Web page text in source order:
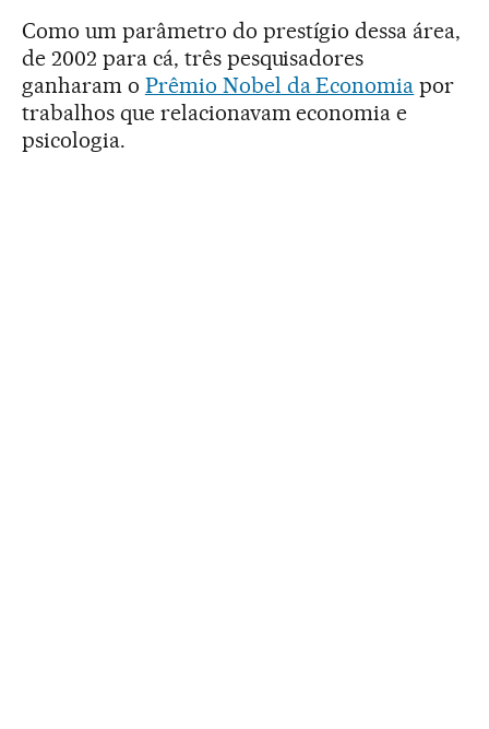
Como um parâmetro do prestígio dessa área,
de 2002 para cá, três pesquisadores
ganharam o Prêmio Nobel da Economia por
trabalhos que relacionavam economia e
psicologia.